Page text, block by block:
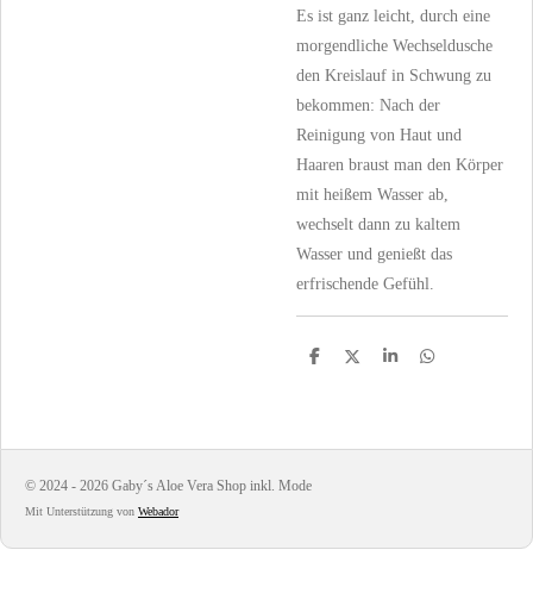
Es ist ganz leicht, durch eine
morgendliche Wechseldusche
den Kreislauf in Schwung zu
bekommen: Nach der
Reinigung von Haut und
Haaren braust man den Körper
mit heißem Wasser ab,
wechselt dann zu kaltem
Wasser und genießt das
erfrischende Gefühl.
T
n
T
n
T
n
T
n
© 2024 - 2026 Gaby´s Aloe Vera Shop inkl. Mode
Mit Unterstützung von Webador